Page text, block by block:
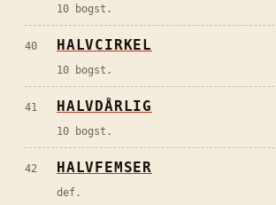
10 bogst.
40 HALVCIRKEL
10 bogst.
41 HALVDÅRLIG
10 bogst.
42 HALVFEMSER
def.